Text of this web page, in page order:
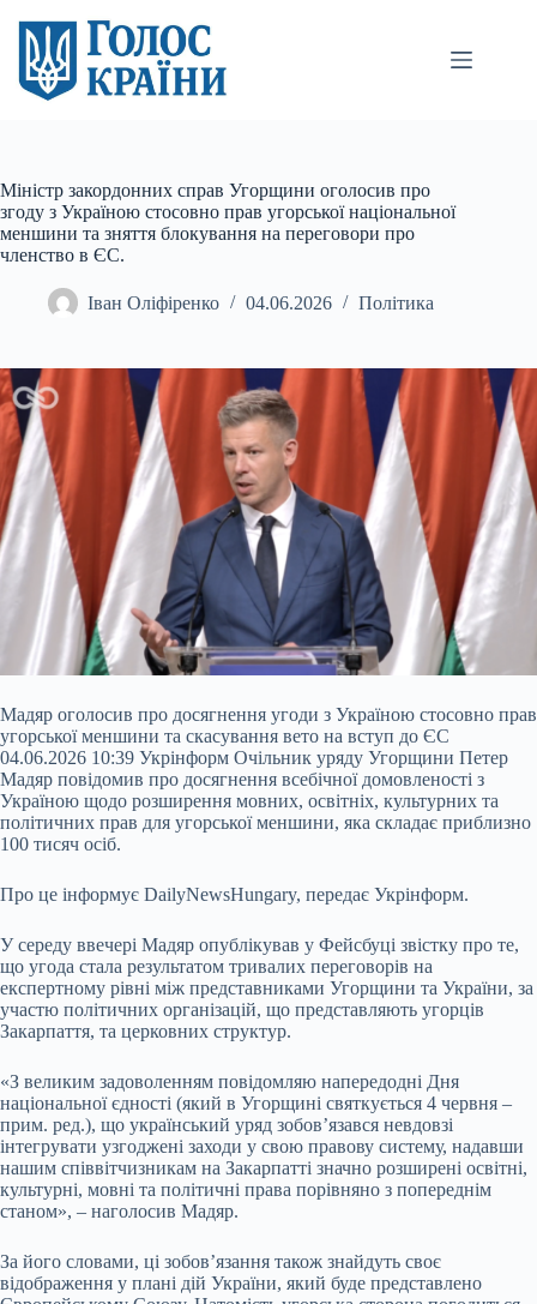
вмісту
Міністр закордонних справ Угорщини оголосив про
згоду з Україною стосовно прав угорської національної
меншини та зняття блокування на переговори про
членство в ЄС.
Іван Оліфіренко 04.06.2026 Політика
Мадяр оголосив про досягнення угоди з Україною стосовно прав
угорської меншини та скасування вето на вступ до ЄС
04.06.2026 10:39 Укрінформ Очільник уряду Угорщини Петер
Мадяр повідомив про досягнення всебічної домовленості з
Україною щодо розширення мовних, освітніх, культурних та
політичних прав для угорської меншини, яка складає приблизно
100 тисяч осіб.
Про це інформує DailyNewsHungary, передає Укрінформ.
У середу ввечері Мадяр опублікував у Фейсбуці звістку про те,
що угода стала результатом тривалих переговорів на
експертному рівні між представниками Угорщини та України, за
участю політичних організацій, що представляють угорців
Закарпаття, та церковних структур.
«З великим задоволенням повідомляю напередодні Дня
національної єдності (який в Угорщині святкується 4 червня –
прим. ред.), що український уряд зобов’язався невдовзі
інтегрувати узгоджені заходи у свою правову систему, надавши
нашим співвітчизникам на Закарпатті значно розширені освітні,
культурні, мовні та політичні права порівняно з попереднім
станом», – наголосив Мадяр.
За його словами, ці зобов’язання також знайдуть своє
відображення у плані дій України, який буде представлено